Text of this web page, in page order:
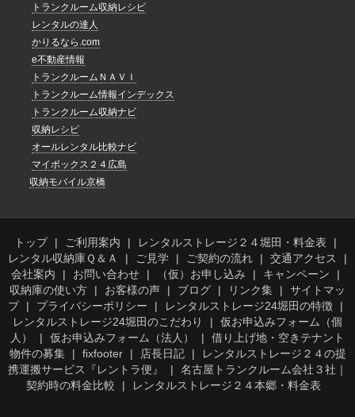
トランクルーム収納レシピ
レンタルの達人
かりるなら.com
e不動産情報
トランクルームＮＡＶＩ
トランクルーム情報インデックス
トランクルーム収納ナビ
収納レシピ
オールレンタル比較ナビ
マイボックス２４広島
収納モバイル京橋
トップ ご利用案内
レンタルストレージ２４堀田・料金表
レンタル収納庫Ｑ＆Ａ
ご見学 ご契約の流れ
交通アクセス
会社案内
お問い合わせ （仮）お申し込み
キャンペーン
収納庫の使い方
お客様の声 ブログ リンク集
サイトマッ
プ
プライバシーポリシー
レンタルストレージ24堀田の特徴
レンタルストレージ24堀田のこだわり
仮お申込みフォーム（個
人）
仮お申込みフォーム（法人）
借り上げ地・空きテナント
物件の募集
fixfooter 店長日記
レンタルストレージ２４の提
携運搬サービス『レントラ便』
名古屋トランクルーム会社３社｜
契約時の料金比較
レンタルストレージ２４本郷・料金表